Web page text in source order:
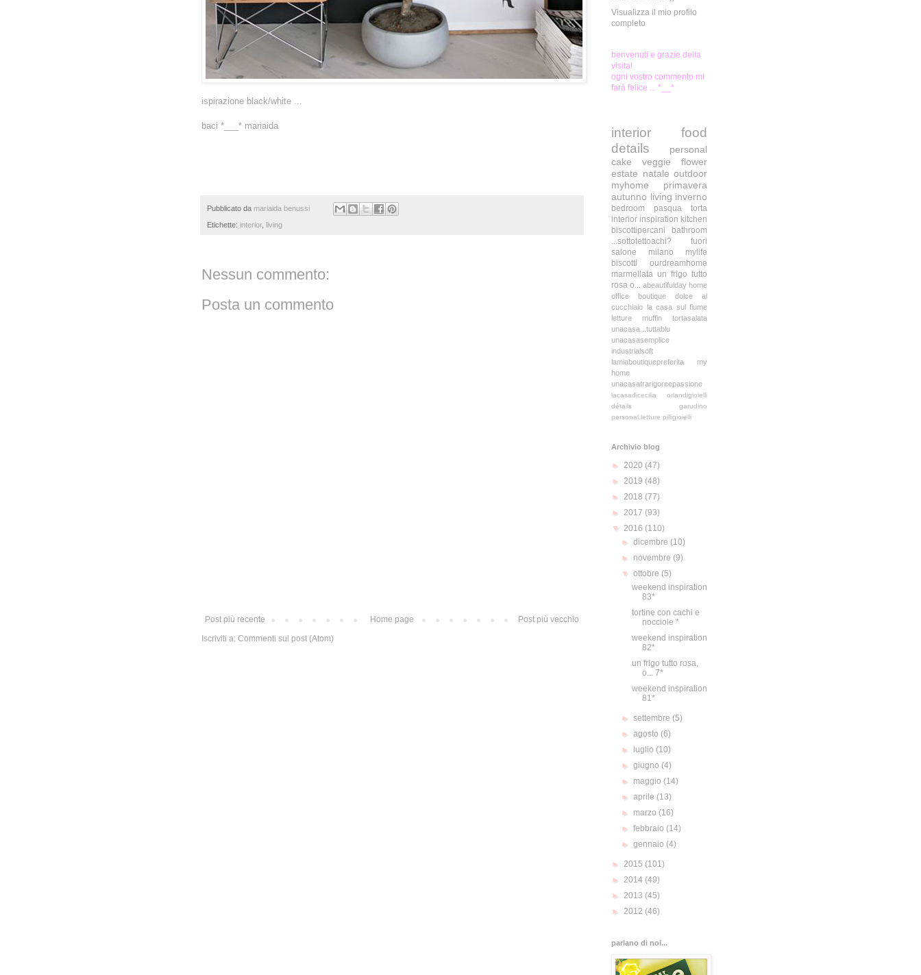
ispirazione black/white
baci *___* mariaida
Pubblicato da mariaida benussi
Etichette: interior, living
Nessun commento:
Posta un commento
Post più recente Post più vecchio
Home page
Iscriviti a: Commenti sul post (Atom)
Visualizza il mio profilo
completo
benvenuti e grazie della
visita!
ogni vostro commento mi
farà felice ... *__*
interior
food
details
personal
cake
veggie
flower
estate natale outdoor
myhome
primavera
autunno living inverno
bedroom pasqua
torta
interior inspiration kitchen
biscottipercani
bathroom
...sottotettoachi?
fuori
salone milano
mylife
biscotti
ourdreamhome
marmellata un frigo tutto
rosa o... abeautifulday home
office
boutique
dolce al
cucchiaio la casa sul fiume
letture
muffin
tortasalata
unacasa...tuttablu
unacasasemplice
industrialsoft
lamiaboutiquepreferita
my
home
unacasatrarigoreepassione
lacasadicecilia
orlandigioielli
détails
garudino
personal.letture pilligioielli
Archivio blog
► 2020 (47)
► 2019 (48)
► 2018 (77)
► 2017 (93)
▼ 2016 (110)
►dicembre (10)
► novembre (9)
▼ottobre (5)
weekend inspiration
83*
tortine con cachi e
nocciole *
weekend inspiration
82*
un frigo tutto rosa,
o... 7*
weekend inspiration
81*
►settembre (5)
►agosto (6)
►
luglio (10)
►giugno (4)
► maggio (14)
►aprile (13)
► marzo (16)
►febbraio (14)
►gennaio (4)
► 2015 (101)
► 2014 (49)
► 2013 (45)
► 2012 (46)
parlano di noi...